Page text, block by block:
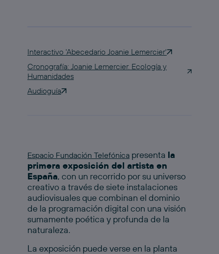
Interactivo 'Abecedario Joanie Lemercier'
Cronografía: Joanie Lemercier. Ecología y
Humanidades
Audioguía
Espacio Fundación Telefónica presenta la
primera exposición del artista en
España, con un recorrido por su universo
creativo a través de siete instalaciones
audiovisuales que combinan el dominio
de la programación digital con una visión
sumamente poética y profunda de la
naturaleza.
La exposición puede verse en la planta